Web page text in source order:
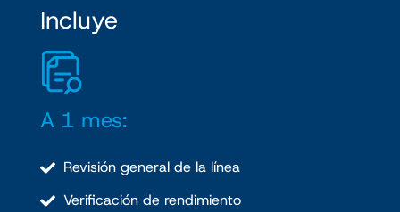
Incluye
A 1 mes:
Revisión general de la línea
Verificación de rendimiento